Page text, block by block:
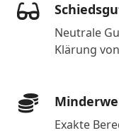
Neutrale
Klärung
Exakte